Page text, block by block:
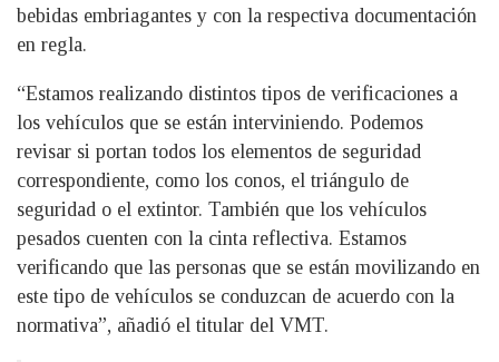
bebidas embriagantes y con la respectiva documentación
en regla.
“Estamos realizando distintos tipos de verificaciones a
los vehículos que se están interviniendo. Podemos
revisar si portan todos los elementos de seguridad
correspondiente, como los conos, el triángulo de
seguridad o el extintor. También que los vehículos
pesados cuenten con la cinta reflectiva. Estamos
verificando que las personas que se están movilizando en
este tipo de vehículos se conduzcan de acuerdo con la
normativa”, añadió el titular del VMT.